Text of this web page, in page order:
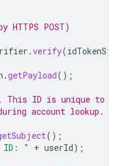
POST)
.verify(
.getPayload();
ID is unique to
account lookup.
();
ID: " + userId);